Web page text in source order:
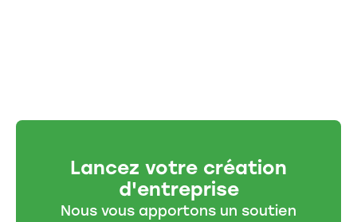
Lancez votre création
d'entreprise
Nous vous apportons un soutien